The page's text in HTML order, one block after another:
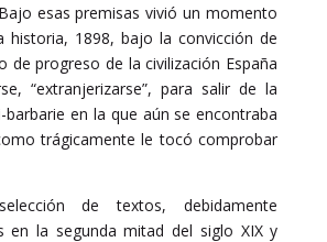
esas premisas vivió un momento
historia, 1898, bajo la convicción de
de progreso de la civilización España
“extranjerizarse”, para salir de la
barbarie en la que aún se encontraba
trágicamente le tocó comprobar
de textos, debidamente
en la segunda mitad del siglo XIX y